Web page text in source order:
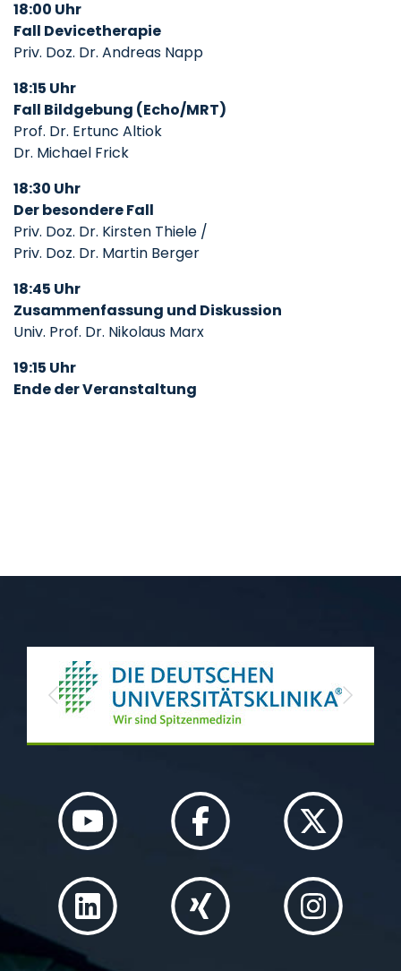
18:00 Uhr
Fall Devicetherapie
Priv. Doz. Dr. Andreas Napp
18:15 Uhr
Fall Bildgebung (Echo/MRT)
Prof. Dr. Ertunc Altiok
Dr. Michael Frick
18:30 Uhr
Der besondere Fall
Priv. Doz. Dr. Kirsten Thiele /
Priv. Doz. Dr. Martin Berger
18:45 Uhr
Zusammenfassung und Diskussion
Univ. Prof. Dr. Nikolaus Marx
19:15 Uhr
Ende der Veranstaltung
Previous Next